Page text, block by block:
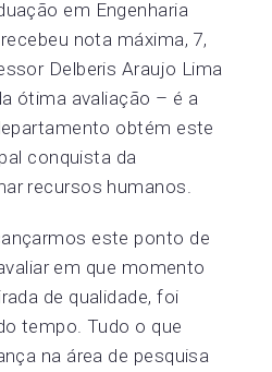
em Engenharia
nota máxima, 7,
Delberis Araujo Lima
ótima avaliação – é a
obtém este
conquista da
recursos humanos.
este ponto de
em que momento
de qualidade, foi
tempo. Tudo o que
na área de pesquisa